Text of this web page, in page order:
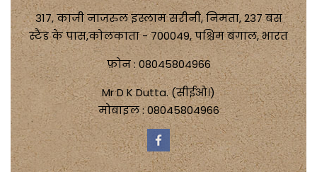
317, काजी नाजरुल इस्लाम सरीनी, निमता, 237 बस
स्टैंड के पास,कोलकाता - 700049, पश्चिम बंगाल, भारत
फ़ोन : 08045804966
Mr D K Dutta.(सीईओ।)
मोबाइल :08045804966